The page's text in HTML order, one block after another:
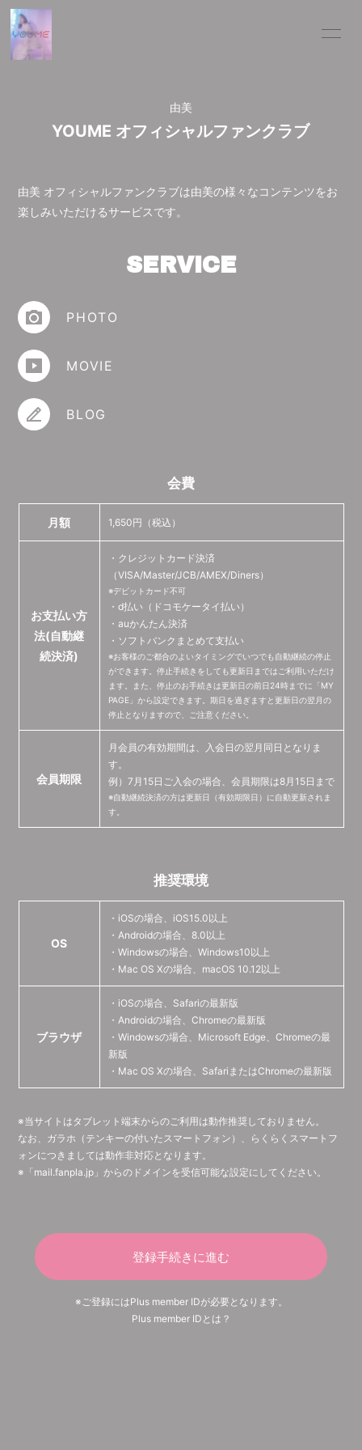
PHOTO
SCHEDULE PROFILE
会員登録
由美
YOUME オフィシャルファンクラブ
由美 オフィシャルファンクラブは由美の様々なコンテンツをお
楽しみいただけるサービスです。
SERVICE
PHOTO
MOVIE
BLOG
会費
月額 1,650円（税込）
お支払い方
法(自動継
続決済)
・クレジットカード決済
（VISA/Master/JCB/AMEX/Diners）
※デビットカード不可
・d払い（ドコモケータイ払い）
・auかんたん決済
・ソフトバンクまとめて支払い
※お客様のご都合のよいタイミングでいつでも自動継続の停止
ができます。停止手続きをしても更新日まではご利用いただけ
ます。また、停止のお手続きは更新日の前日24時までに「MY
PAGE」から設定できます。期日を過ぎますと更新日の翌月の
停止となりますので、ご注意ください。
会員期限
月会員の有効期間は、入会日の翌月同日となりま
す。
例）7月15日ご入会の場合、会員期限は8月15日まで
※自動継続決済の方は更新日（有効期限日）に自動更新されま
す。
推奨環境
OS
・iOSの場合、iOS15.0以上
・Androidの場合、8.0以上
・Windowsの場合、Windows10以上
・Mac OS Xの場合、macOS 10.12以上
ブラウザ
・iOSの場合、Safariの最新版
・Androidの場合、Chromeの最新版
・Windowsの場合、Microsoft Edge、Chromeの最
新版
・Mac OS Xの場合、SafariまたはChromeの最新版
※当サイトはタブレット端末からのご利用は動作推奨しておりません。
なお、ガラホ（テンキーの付いたスマートフォン）、らくらくスマートフ
ォンにつきましては動作非対応となります。
※「mail.fanpla.jp」からのドメインを受信可能な設定にしてください。
登録手続きに進む
※ご登録にはPlus member IDが必要となります。
Plus member IDとは？